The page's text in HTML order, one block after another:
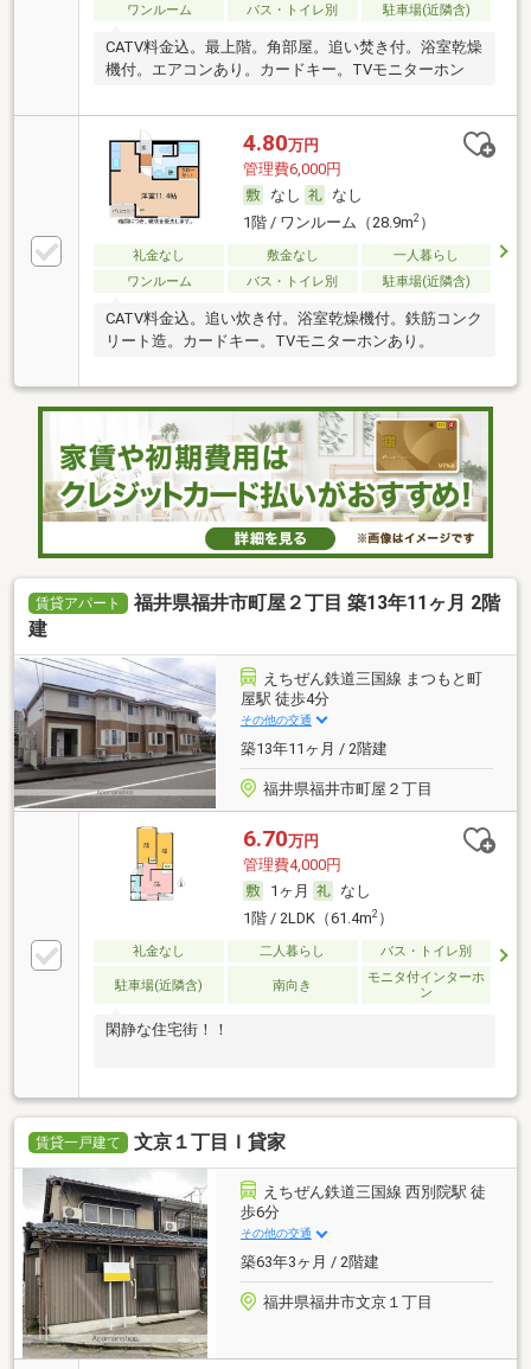
ワンルーム
バス・トイレ別 駐車場(近隣含)
CATV料金込。最上階。角部屋。追い焚き付。浴室乾燥
機付。エアコンあり。カードキー。TVモニターホン
4.80万円
管理費6,000円
なし
なし
1階 / ワンルーム（28.9m2）
礼金なし 敷金なし
一人暮らし
ワンルーム
バス・トイレ別 駐車場(近隣含)
CATV料金込。追い炊き付。浴室乾燥機付。鉄筋コンク
リート造。カードキー。TVモニターホンあり。
賃貸アパート
福井県福井市町屋２丁目 築13年11ヶ月 2階
建
えちぜん鉄道三国線 まつもと町
屋駅 徒歩4分
その他の交通
築13年11ヶ月 / 2階建
福井県福井市町屋２丁目
6.70万円
管理費4,000円
1ヶ月
なし
1階 / 2LDK（61.4m2）
礼金なし 二人暮らし バス・トイレ別
駐車場(近隣含) 南向き
モニタ付インターホ
ン
閑静な住宅街！！
賃貸一戸建て 文京１丁目Ｉ貸家
えちぜん鉄道三国線 西別院駅 徒
歩6分
その他の交通
築63年3ヶ月 / 2階建
福井県福井市文京１丁目